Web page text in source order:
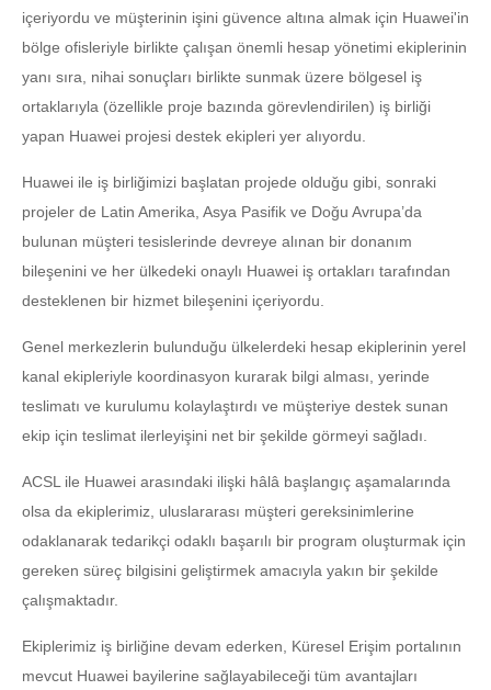
içeriyordu ve müşterinin işini güvence altına almak için Huawei'in
bölge ofisleriyle birlikte çalışan önemli hesap yönetimi ekiplerinin
yanı sıra, nihai sonuçları birlikte sunmak üzere bölgesel iş
ortaklarıyla (özellikle proje bazında görevlendirilen) iş birliği
yapan Huawei projesi destek ekipleri yer alıyordu.
Huawei ile iş birliğimizi başlatan projede olduğu gibi, sonraki
projeler de Latin Amerika, Asya Pasifik ve Doğu Avrupa’da
bulunan müşteri tesislerinde devreye alınan bir donanım
bileşenini ve her ülkedeki onaylı Huawei iş ortakları tarafından
desteklenen bir hizmet bileşenini içeriyordu.
Genel merkezlerin bulunduğu ülkelerdeki hesap ekiplerinin yerel
kanal ekipleriyle koordinasyon kurarak bilgi alması, yerinde
teslimatı ve kurulumu kolaylaştırdı ve müşteriye destek sunan
ekip için teslimat ilerleyişini net bir şekilde görmeyi sağladı.
ACSL ile Huawei arasındaki ilişki hâlâ başlangıç aşamalarında
olsa da ekiplerimiz, uluslararası müşteri gereksinimlerine
odaklanarak tedarikçi odaklı başarılı bir program oluşturmak için
gereken süreç bilgisini geliştirmek amacıyla yakın bir şekilde
çalışmaktadır.
Ekiplerimiz iş birliğine devam ederken, Küresel Erişim portalının
mevcut Huawei bayilerine sağlayabileceği tüm avantajları